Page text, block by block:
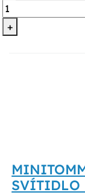
+
SVÍTIDLO